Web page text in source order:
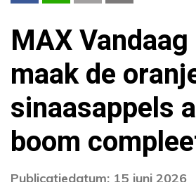
MAX
maak de
sinaasappels
boom
Publicatiedatum: 15 juni 2026